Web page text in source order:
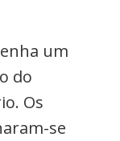
um
do
Os
se